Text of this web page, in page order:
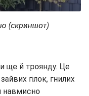
(скриншот)
ще й троянду. Це
гілок, гнилих
навмисно